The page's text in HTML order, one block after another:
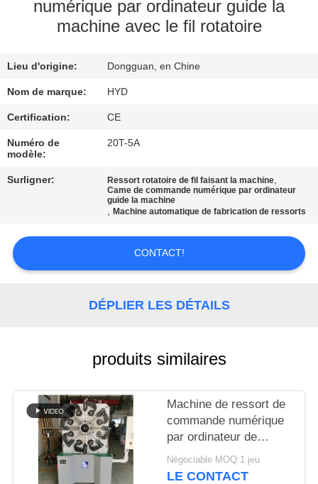
CONTRÔLE
QUALITÉ
CONTACTEZ-
NOUS
NOUVELLES
DEMANDEZ
CITATION
PRIVACY
POLICY
numérique par ordinateur guide la
machine avec le fil rotatoire
Lieu d'origine: Dongguan, en Chine
Nom de marque: HYD
Certification: CE
Numéro de
modèle:
20T-5A
Surligner: Ressort rotatoire de fil faisant la machine,
Came de commande numérique par ordinateur
guide la machine
,Machine automatique de fabrication de ressorts
CONTACT!
DÉPLIER LES DÉTAILS
produits similaires
Machine de ressort de
commande numérique
par ordinateur de
Controlller de 3 axes
guide la machine de
Négociable MOQ:1 jeu
LE CONTACT